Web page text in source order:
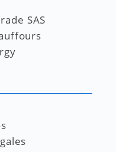
SAS